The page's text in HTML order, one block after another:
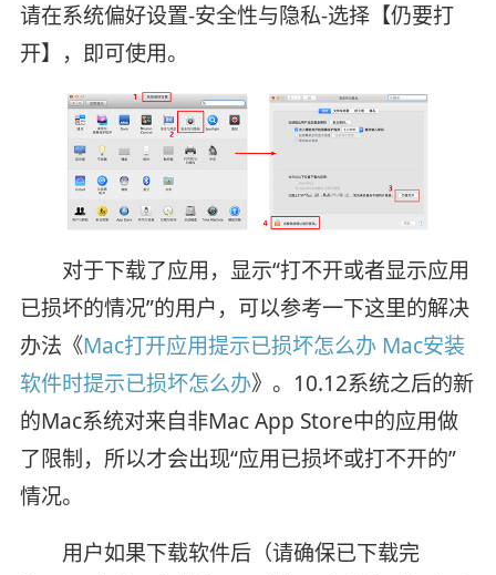
请在系统偏好设置-安全性与隐私-选择【仍要打
开】，即可使用。
对于下载了应用，显示“打不开或者显示应用
已损坏的情况”的用户，可以参考一下这里的解决
办法《Mac打开应用提示已损坏怎么办 Mac安装
软件时提示已损坏怎么办》。10.12系统之后的新
的Mac系统对来自非Mac App Store中的应用做
了限制，所以才会出现“应用已损坏或打不开的”
情况。
用户如果下载软件后（请确保已下载完